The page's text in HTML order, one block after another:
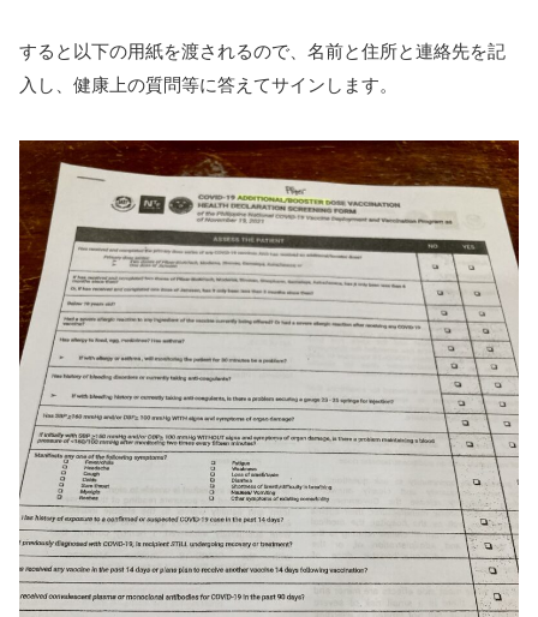
すると以下の用紙を渡されるので、名前と住所と連絡先を記
入し、健康上の質問等に答えてサインします。